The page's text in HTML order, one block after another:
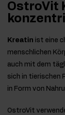
OstroVit
Kreatin ist eine
menschlichen
auch mit dem
sich in tierischen
in Form von
OstroVit